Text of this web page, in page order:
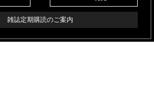
雑誌定期購読のご案内